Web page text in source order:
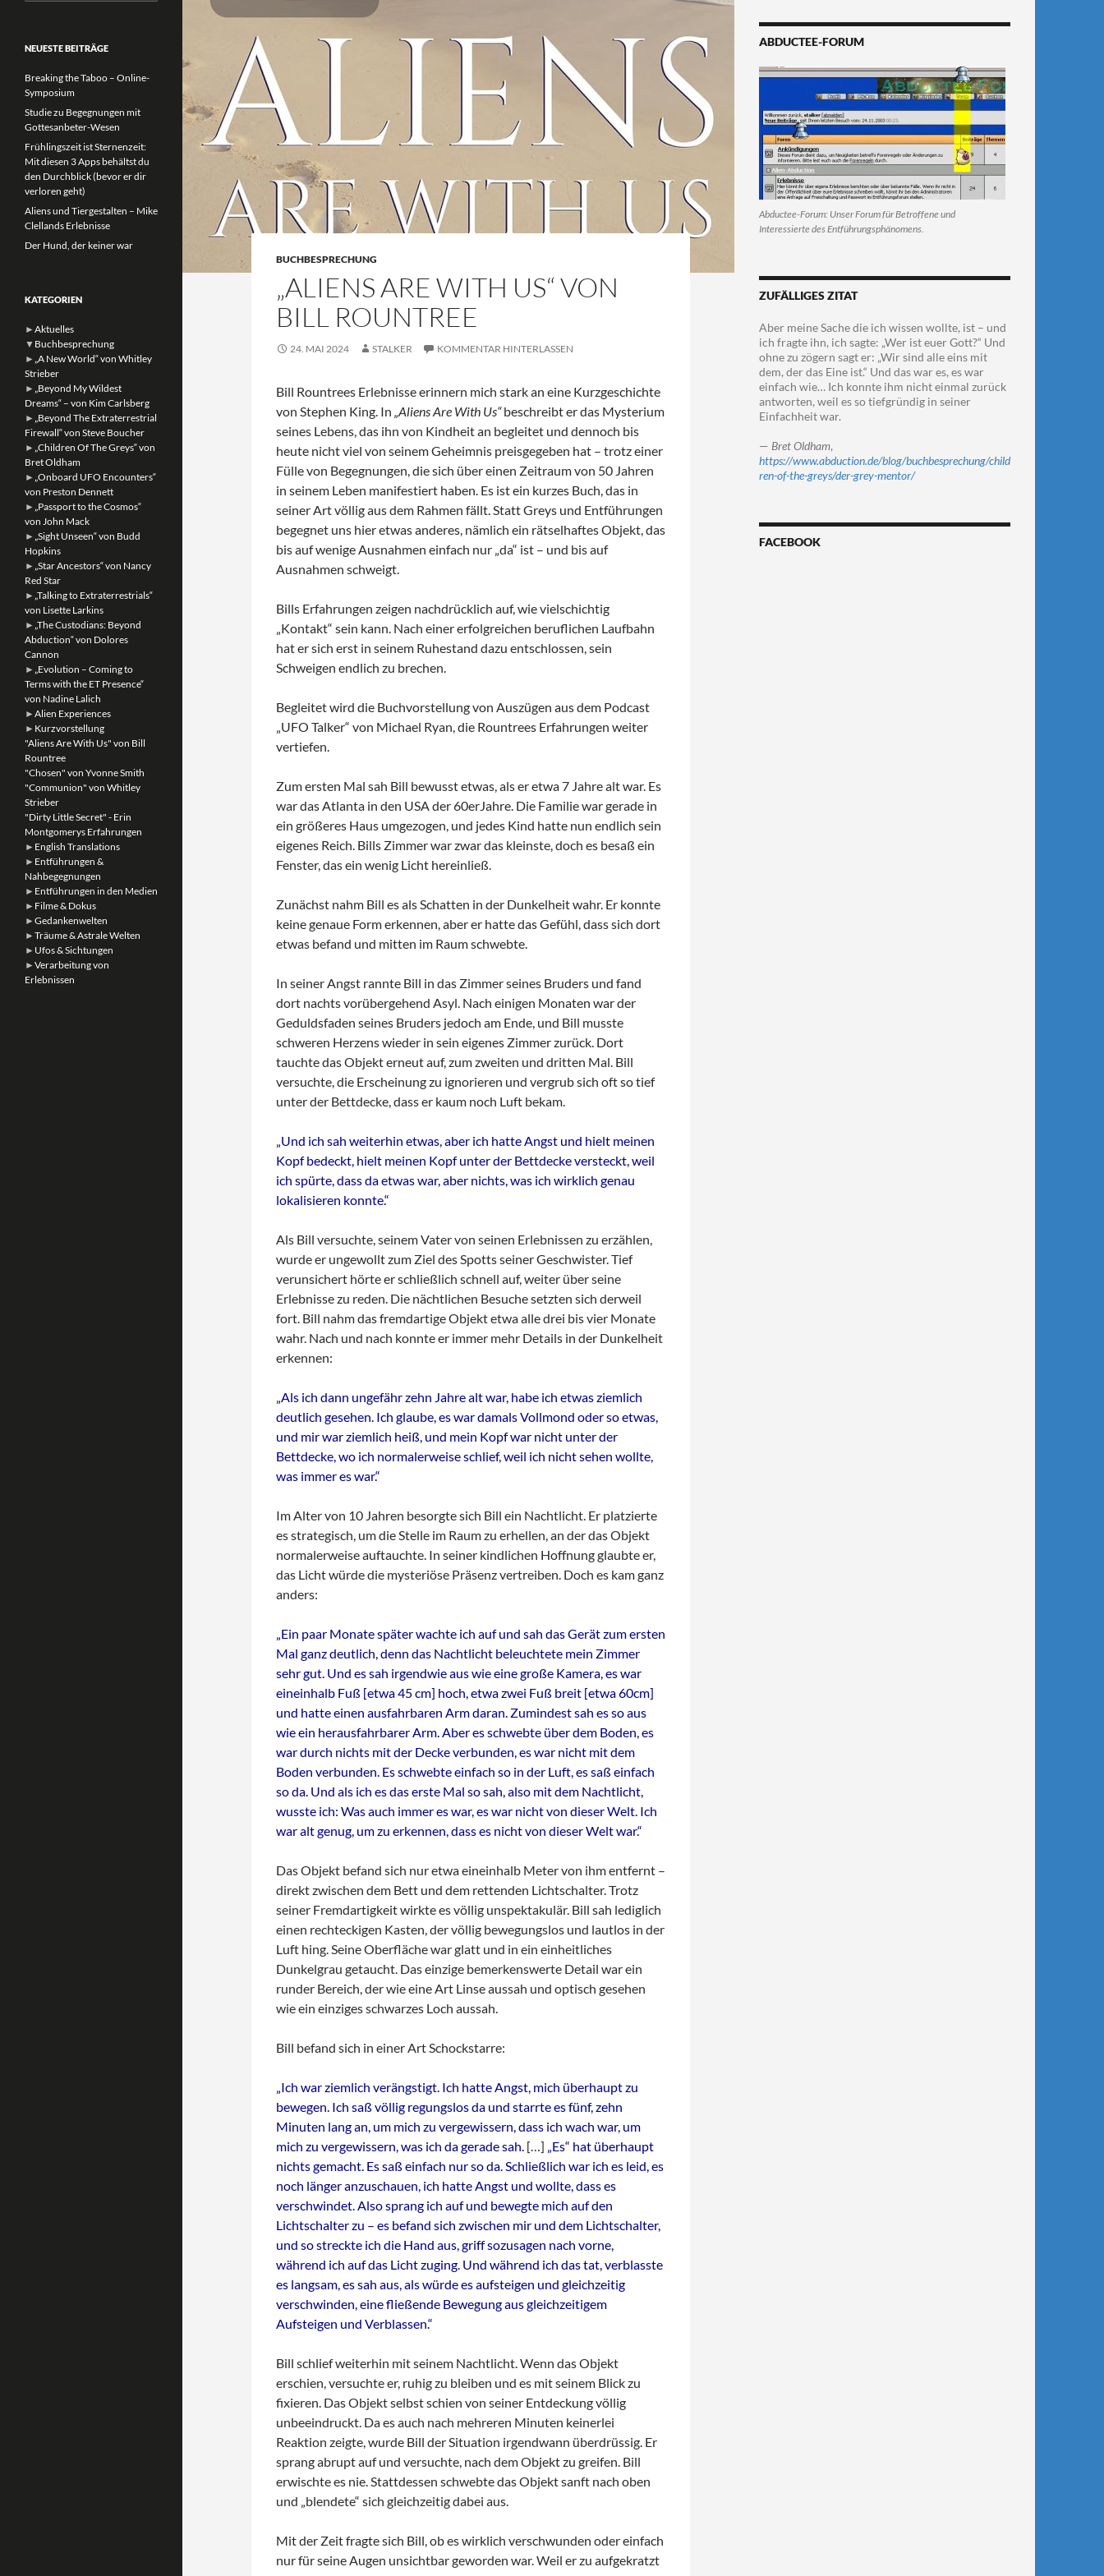
BUCHBESPRECHUNG
„ALIENS ARE WITH US“ VON
BILL ROUNTREE
24. MAI 2024 STALKER KOMMENTAR HINTERLASSEN
Bill Rountrees Erlebnisse erinnern mich stark an eine Kurzgeschichte
von Stephen King. In „Aliens Are With Us“beschreibt er das Mysterium
seines Lebens, das ihn von Kindheit an begleitet und dennoch bis
heute nicht viel von seinem Geheimnis preisgegeben hat – trotz einer
Fülle von Begegnungen, die sich über einen Zeitraum von 50 Jahren
in seinem Leben manifestiert haben. Es ist ein kurzes Buch, das in
seiner Art völlig aus dem Rahmen fällt. Statt Greys und Entführungen
begegnet uns hier etwas anderes, nämlich ein rätselhaftes Objekt, das
bis auf wenige Ausnahmen einfach nur „da“ ist – und bis auf
Ausnahmen schweigt.
Bills Erfahrungen zeigen nachdrücklich auf, wie vielschichtig
„Kontakt“ sein kann. Nach einer erfolgreichen beruflichen Laufbahn
hat er sich erst in seinem Ruhestand dazu entschlossen, sein
Schweigen endlich zu brechen.
Begleitet wird die Buchvorstellung von Auszügen aus dem Podcast
„UFO Talker“ von Michael Ryan, die Rountrees Erfahrungen weiter
vertiefen.
Zum ersten Mal sah Bill bewusst etwas, als er etwa 7 Jahre alt war. Es
war das Atlanta in den USA der 60erJahre. Die Familie war gerade in
ein größeres Haus umgezogen, und jedes Kind hatte nun endlich sein
eigenes Reich. Bills Zimmer war zwar das kleinste, doch es besaß ein
Fenster, das ein wenig Licht hereinließ.
Zunächst nahm Bill es als Schatten in der Dunkelheit wahr. Er konnte
keine genaue Form erkennen, aber er hatte das Gefühl, dass sich dort
etwas befand und mitten im Raum schwebte.
In seiner Angst rannte Bill in das Zimmer seines Bruders und fand
dort nachts vorübergehend Asyl. Nach einigen Monaten war der
Geduldsfaden seines Bruders jedoch am Ende, und Bill musste
schweren Herzens wieder in sein eigenes Zimmer zurück. Dort
tauchte das Objekt erneut auf, zum zweiten und dritten Mal. Bill
versuchte, die Erscheinung zu ignorieren und vergrub sich oft so tief
unter der Bettdecke, dass er kaum noch Luft bekam.
„Und ich sah weiterhin etwas, aber ich hatte Angst und hielt meinen
Kopf bedeckt, hielt meinen Kopf unter der Bettdecke versteckt, weil
ich spürte, dass da etwas war, aber nichts, was ich wirklich genau
lokalisieren konnte.“
Als Bill versuchte, seinem Vater von seinen Erlebnissen zu erzählen,
wurde er ungewollt zum Ziel des Spotts seiner Geschwister. Tief
verunsichert hörte er schließlich schnell auf, weiter über seine
Erlebnisse zu reden. Die nächtlichen Besuche setzten sich derweil
fort. Bill nahm das fremdartige Objekt etwa alle drei bis vier Monate
wahr. Nach und nach konnte er immer mehr Details in der Dunkelheit
erkennen:
„Als ich dann ungefähr zehn Jahre alt war, habe ich etwas ziemlich
deutlich gesehen. Ich glaube, es war damals Vollmond oder so etwas,
und mir war ziemlich heiß, und mein Kopf war nicht unter der
Bettdecke, wo ich normalerweise schlief, weil ich nicht sehen wollte,
was immer es war.“
Im Alter von 10 Jahren besorgte sich Bill ein Nachtlicht. Er platzierte
es strategisch, um die Stelle im Raum zu erhellen, an der das Objekt
normalerweise auftauchte. In seiner kindlichen Hoffnung glaubte er,
das Licht würde die mysteriöse Präsenz vertreiben. Doch es kam ganz
anders:
„Ein paar Monate später wachte ich auf und sah das Gerät zum ersten
Mal ganz deutlich, denn das Nachtlicht beleuchtete mein Zimmer
sehr gut. Und es sah irgendwie aus wie eine große Kamera, es war
eineinhalb Fuß [etwa 45 cm] hoch, etwa zwei Fuß breit [etwa 60cm]
und hatte einen ausfahrbaren Arm daran. Zumindest sah es so aus
wie ein herausfahrbarer Arm. Aber es schwebte über dem Boden, es
war durch nichts mit der Decke verbunden, es war nicht mit dem
Boden verbunden. Es schwebte einfach so in der Luft, es saß einfach
so da. Und als ich es das erste Mal so sah, also mit dem Nachtlicht,
wusste ich: Was auch immer es war, es war nicht von dieser Welt. Ich
war alt genug, um zu erkennen, dass es nicht von dieser Welt war.“
Das Objekt befand sich nur etwa eineinhalb Meter von ihm entfernt –
direkt zwischen dem Bett und dem rettenden Lichtschalter. Trotz
seiner Fremdartigkeit wirkte es völlig unspektakulär. Bill sah lediglich
einen rechteckigen Kasten, der völlig bewegungslos und lautlos in der
Luft hing. Seine Oberfläche war glatt und in ein einheitliches
Dunkelgrau getaucht. Das einzige bemerkenswerte Detail war ein
runder Bereich, der wie eine Art Linse aussah und optisch gesehen
wie ein einziges schwarzes Loch aussah.
Bill befand sich in einer Art Schockstarre:
„Ich war ziemlich verängstigt. Ich hatte Angst, mich überhaupt zu
bewegen. Ich saß völlig regungslos da und starrte es fünf, zehn
Minuten lang an, um mich zu vergewissern, dass ich wach war, um
mich zu vergewissern, was ich da gerade sah. […] „Es“ hat überhaupt
nichts gemacht. Es saß einfach nur so da. Schließlich war ich es leid, es
noch länger anzuschauen, ich hatte Angst und wollte, dass es
verschwindet. Also sprang ich auf und bewegte mich auf den
Lichtschalter zu – es befand sich zwischen mir und dem Lichtschalter,
und so streckte ich die Hand aus, griff sozusagen nach vorne,
während ich auf das Licht zuging. Und während ich das tat, verblasste
es langsam, es sah aus, als würde es aufsteigen und gleichzeitig
verschwinden, eine fließende Bewegung aus gleichzeitigem
Aufsteigen und Verblassen.“
Bill schlief weiterhin mit seinem Nachtlicht. Wenn das Objekt
erschien, versuchte er, ruhig zu bleiben und es mit seinem Blick zu
fixieren. Das Objekt selbst schien von seiner Entdeckung völlig
unbeeindruckt. Da es auch nach mehreren Minuten keinerlei
Reaktion zeigte, wurde Bill der Situation irgendwann überdrüssig. Er
sprang abrupt auf und versuchte, nach dem Objekt zu greifen. Bill
erwischte es nie. Stattdessen schwebte das Objekt sanft nach oben
und „blendete“ sich gleichzeitig dabei aus.
Mit der Zeit fragte sich Bill, ob es wirklich verschwunden oder einfach
nur für seine Augen unsichtbar geworden war. Weil er zu aufgekratzt
ABDUCTEE-FORUM
Abductee-Forum: Unser Forum für Betroffene und
Interessierte des Entführungsphänomens.
ZUFÄLLIGES ZITAT
Aber meine Sache die ich wissen wollte, ist – und
ich fragte ihn, ich sagte: „Wer ist euer Gott?“ Und
ohne zu zögern sagt er: „Wir sind alle eins mit
dem, der das Eine ist.“ Und das war es, es war
einfach wie… Ich konnte ihm nicht einmal zurück
antworten, weil es so tiefgründig in seiner
Einfachheit war.
— Bret Oldham,
https://www.abduction.de/blog/buchbesprechung/child
ren-of-the-greys/der-grey-mentor/
FACEBOOK
nach:
NEUESTE BEITRÄGE
Breaking the Taboo – Online-
Symposium
Studie zu Begegnungen mit
Gottesanbeter-Wesen
Frühlingszeit ist Sternenzeit:
Mit diesen 3 Apps behältst du
den Durchblick (bevor er dir
verloren geht)
Aliens und Tiergestalten – Mike
Clellands Erlebnisse
Der Hund, der keiner war
KATEGORIEN
► Aktuelles
▼ Buchbesprechung
► „A New World“ von Whitley
Strieber
► „Beyond My Wildest
Dreams“ – von Kim Carlsberg
► „Beyond The Extraterrestrial
Firewall“ von Steve Boucher
► „Children Of The Greys“ von
Bret Oldham
► „Onboard UFO Encounters“
von Preston Dennett
► „Passport to the Cosmos“
von John Mack
► „Sight Unseen“ von Budd
Hopkins
► „Star Ancestors“ von Nancy
Red Star
► „Talking to Extraterrestrials“
von Lisette Larkins
► „The Custodians: Beyond
Abduction“ von Dolores
Cannon
► „Evolution – Coming to
Terms with the ET Presence“
von Nadine Lalich
► Alien Experiences
► Kurzvorstellung
"Aliens Are With Us" von Bill
Rountree
"Chosen" von Yvonne Smith
"Communion" von Whitley
Strieber
"Dirty Little Secret" - Erin
Montgomerys Erfahrungen
► English Translations
► Entführungen &
Nahbegegnungen
► Entführungen in den Medien
► Filme & Dokus
► Gedankenwelten
► Träume & Astrale Welten
► Ufos & Sichtungen
► Verarbeitung von
Erlebnissen